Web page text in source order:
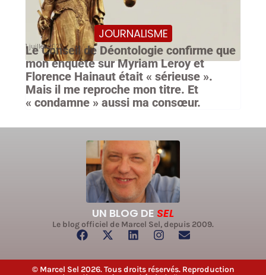
JOURNALISME
1 juillet 2023
Le Conseil de Déontologie confirme que
mon enquête sur Myriam Leroy et
Florence Hainaut était « sérieuse ».
Mais il me reproche mon titre. Et
« condamne » aussi ma consœur.
UN BLOG DE SEL
Le blog officiel de Marcel Sel, depuis 2009.
© Marcel Sel 2026. Tous droits réservés. Reproduction